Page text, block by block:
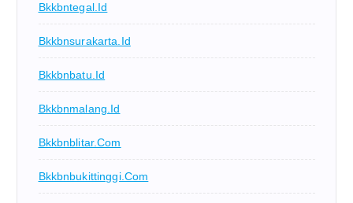
Bkkbntegal.id
Bkkbnsurakarta.id
Bkkbnbatu.id
Bkkbnmalang.id
Bkkbnblitar.com
Bkkbnbukittinggi.com